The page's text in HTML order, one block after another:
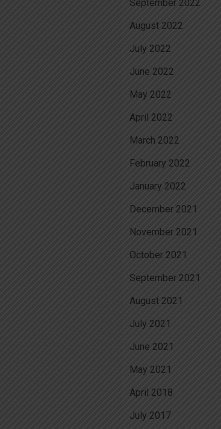
September 2022
August 2022
July 2022
June 2022
May 2022
April 2022
March 2022
February 2022
January 2022
December 2021
November 2021
October 2021
September 2021
August 2021
July 2021
June 2021
May 2021
April 2018
July 2017